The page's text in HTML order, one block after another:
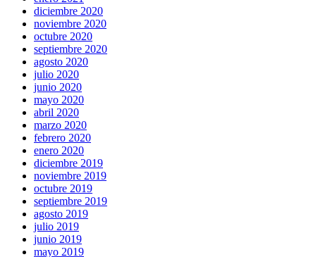
diciembre 2020
noviembre 2020
octubre 2020
septiembre 2020
agosto 2020
julio 2020
junio 2020
mayo 2020
abril 2020
marzo 2020
febrero 2020
enero 2020
diciembre 2019
noviembre 2019
octubre 2019
septiembre 2019
agosto 2019
julio 2019
junio 2019
mayo 2019